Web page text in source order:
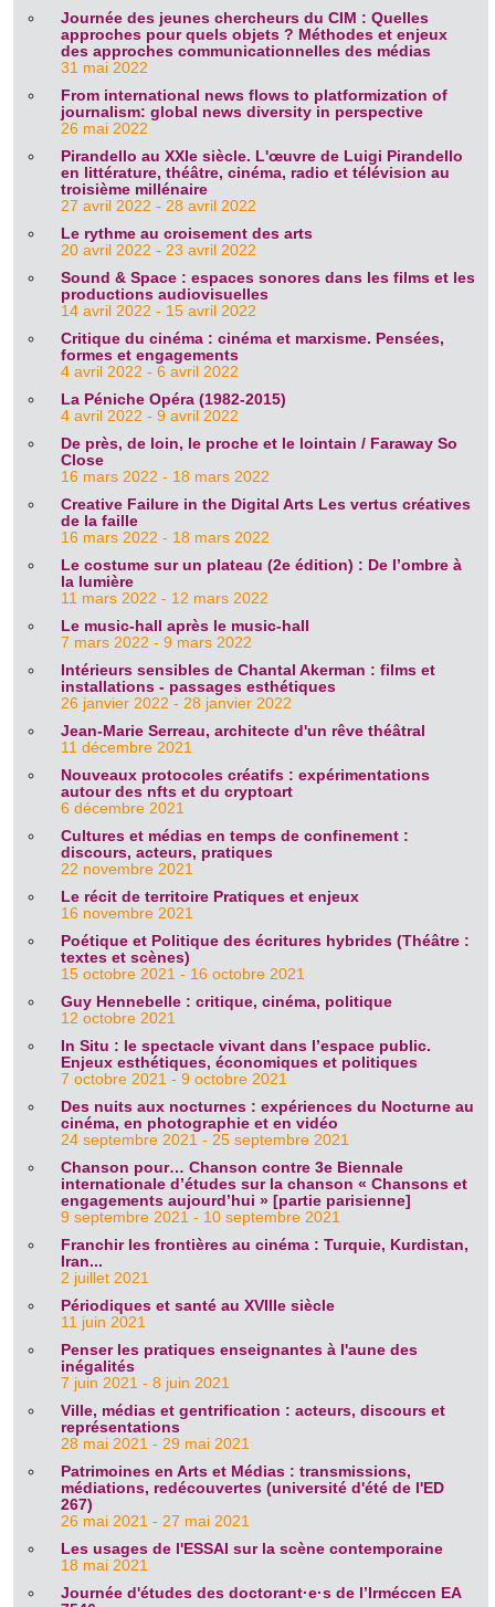
Journée des jeunes chercheurs du CIM : Quelles
approches pour quels objets ? Méthodes et enjeux
des approches communicationnelles des médias
31 mai 2022
From international news flows to platformization of
journalism: global news diversity in perspective
26 mai 2022
Pirandello au XXIe siècle. L'œuvre de Luigi Pirandello
en littérature, théâtre, cinéma, radio et télévision au
troisième millénaire
27 avril 2022 - 28 avril 2022
Le rythme au croisement des arts
20 avril 2022 - 23 avril 2022
Sound & Space : espaces sonores dans les films et les
productions audiovisuelles
14 avril 2022 - 15 avril 2022
Critique du cinéma : cinéma et marxisme. Pensées,
formes et engagements
4 avril 2022 - 6 avril 2022
La Péniche Opéra (1982-2015)
4 avril 2022 - 9 avril 2022
De près, de loin, le proche et le lointain / Faraway So
Close
16 mars 2022 - 18 mars 2022
Creative Failure in the Digital Arts Les vertus créatives
de la faille
16 mars 2022 - 18 mars 2022
Le costume sur un plateau (2e édition) : De l’ombre à
la lumière
11 mars 2022 - 12 mars 2022
Le music-hall après le music-hall
7 mars 2022 - 9 mars 2022
Intérieurs sensibles de Chantal Akerman : films et
installations - passages esthétiques
26 janvier 2022 - 28 janvier 2022
Jean-Marie Serreau, architecte d'un rêve théâtral
11 décembre 2021
Nouveaux protocoles créatifs : expérimentations
autour des nfts et du cryptoart
6 décembre 2021
Cultures et médias en temps de confinement :
discours, acteurs, pratiques
22 novembre 2021
Le récit de territoire Pratiques et enjeux
16 novembre 2021
Poétique et Politique des écritures hybrides (Théâtre :
textes et scènes)
15 octobre 2021 - 16 octobre 2021
Guy Hennebelle : critique, cinéma, politique
12 octobre 2021
In Situ : le spectacle vivant dans l’espace public.
Enjeux esthétiques, économiques et politiques
7 octobre 2021 - 9 octobre 2021
Des nuits aux nocturnes : expériences du Nocturne au
cinéma, en photographie et en vidéo
24 septembre 2021 - 25 septembre 2021
Chanson pour… Chanson contre 3e Biennale
internationale d’études sur la chanson « Chansons et
engagements aujourd’hui » [partie parisienne]
9 septembre 2021 - 10 septembre 2021
Franchir les frontières au cinéma : Turquie, Kurdistan,
Iran...
2 juillet 2021
Périodiques et santé au XVIIIe siècle
11 juin 2021
Penser les pratiques enseignantes à l'aune des
inégalités
7 juin 2021 - 8 juin 2021
Ville, médias et gentrification : acteurs, discours et
représentations
28 mai 2021 - 29 mai 2021
Patrimoines en Arts et Médias : transmissions,
médiations, redécouvertes (université d'été de l'ED
267)
26 mai 2021 - 27 mai 2021
Les usages de l'ESSAI sur la scène contemporaine
18 mai 2021
Journée d'études des doctorant·e·s de l’Irméccen EA